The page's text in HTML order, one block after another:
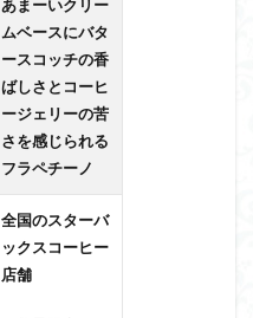
あまーいクリー
ムベースにバタ
ースコッチの香
ばしさとコーヒ
ージェリーの苦
さを感じられる
フラペチーノ
全国のスターバ
ックスコーヒー
店舗